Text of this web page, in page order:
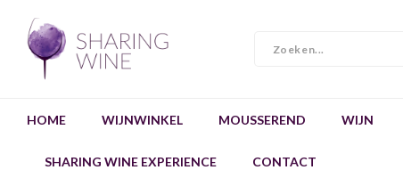
HOME WIJNWINKEL MOUSSEREND WIJN
SHARING WINE EXPERIENCE CONTACT